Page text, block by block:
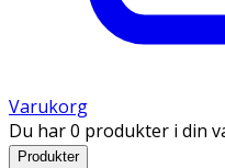
Varukorg
Du har 0 produkter i din
Produkter